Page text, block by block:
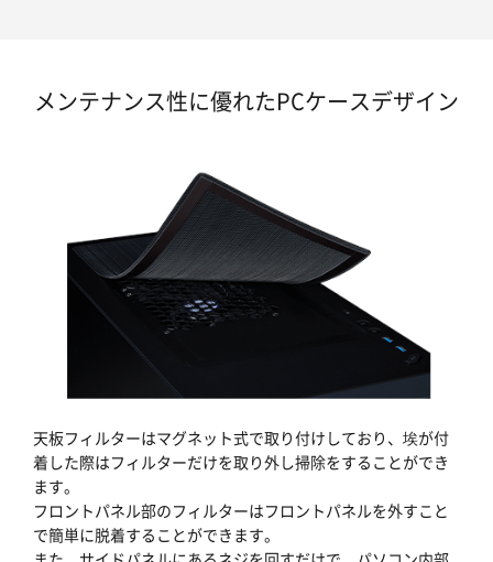
メンテナンス性に優れたPCケースデザイン
天板フィルターはマグネット式で取り付けしており、埃が付
着した際はフィルターだけを取り外し掃除をすることができ
ます。
フロントパネル部のフィルターはフロントパネルを外すこと
で簡単に脱着することができます。